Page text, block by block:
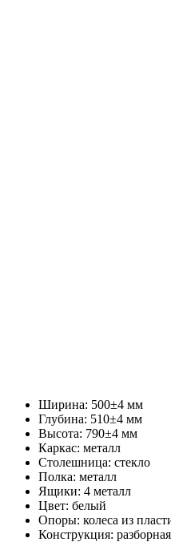
Ширина: 500±4 мм
Глубина: 510±4 мм
Высота: 790±4 мм
Каркас: металл
Столешница: стекло
Полка: металл
Ящики: 4 металл
Цвет: белый
Опоры: колеса из
Конструкция: разборная